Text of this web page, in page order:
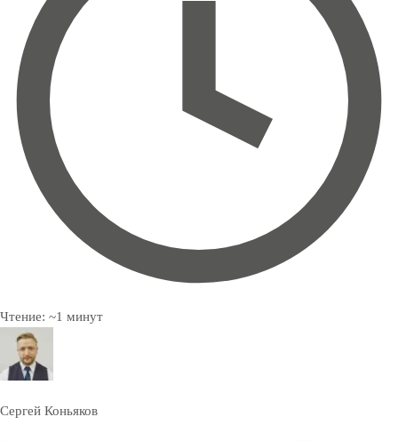
Чтение: ~1 минут
Сергей Коньяков